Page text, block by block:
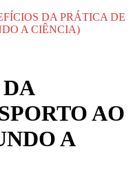
DA PRÁTICA DE
A CIÊNCIA)
AO
A